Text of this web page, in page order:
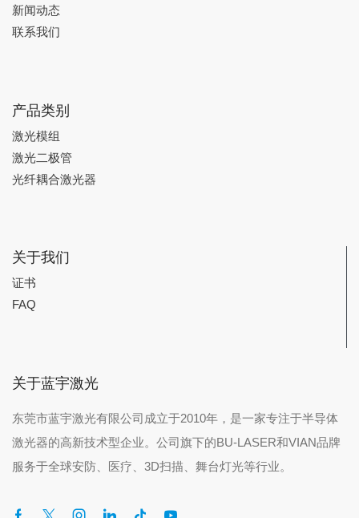
新闻动态
联系我们
产品类别
激光模组
激光二极管
光纤耦合激光器
关于我们
证书
FAQ
关于蓝宇激光
东莞市蓝宇激光有限公司成立于2010年，是一家专注于半导体
激光器的高新技术型企业。公司旗下的BU-LASER和VIAN品牌
服务于全球安防、医疗、3D扫描、舞台灯光等行业。